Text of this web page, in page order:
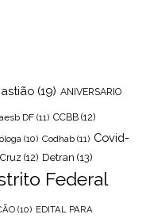
(19) ANIVERSARIO
DF (11) CCBB (12)
(10) Codhab (11) Covid-
(12) Detran (13)
Federal
(10) EDITAL PARA